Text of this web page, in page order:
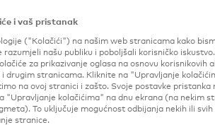
i povećanje
i vaš pristanak
("Kolačići") na našim web stranicama kako
našu publiku i poboljšali korisničko
za prikazivanje oglasa na osnovu korisnikovih
drugim stranicama. Kliknite na "Upravljanje
na ovoj stranici i zašto. Svoje postavke pristanka
kolačićima" na dnu ekrana (na nekim
To uključuje mogućnost odbijanja nekih ili svih
stranice.